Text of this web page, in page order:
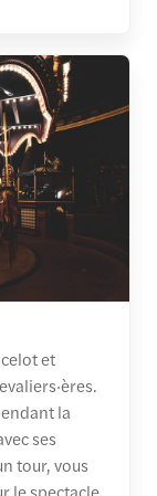
et
la
ses
tour, vous
le spectacle